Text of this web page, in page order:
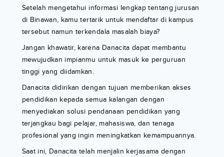
Setelah mengetahui informasi lengkap tentang jurusan
di Binawan, kamu tertarik untuk mendaftar di kampus
tersebut namun terkendala masalah biaya?
Jangan khawatir, karena Danacita dapat membantu
mewujudkan impianmu untuk masuk ke perguruan
tinggi yang diidamkan.
Danacita didirikan dengan tujuan memberikan akses
pendidikan kepada semua kalangan dengan
menyediakan solusi pendanaan pendidikan yang
terjangkau bagi pelajar, mahasiswa, dan tenaga
profesional yang ingin meningkatkan kemampuannya.
Saat ini, Danacita telah menjalin kerjasama dengan